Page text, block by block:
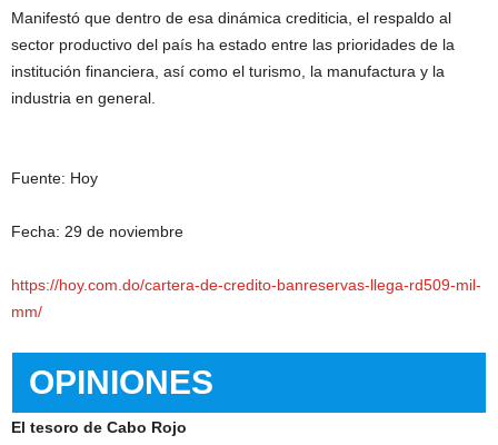
Manifestó que dentro de esa dinámica crediticia, el respaldo al
sector productivo del país ha estado entre las prioridades de la
institución financiera, así como el turismo, la manufactura y la
industria en general.
Fuente: Hoy
Fecha: 29 de noviembre
https://hoy.com.do/cartera-de-credito-banreservas-llega-rd509-mil-
mm/
OPINIONES
El tesoro de Cabo Rojo